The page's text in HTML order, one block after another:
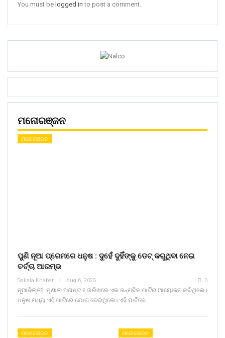
You must be logged in to post a comment.
ମନୋରଞ୍ଜନ
ମନୋରଞ୍ଜନ
ପୁଣି ନୂଆ ପ୍ରେମରେ ଧନୁଷ : ଦୁହେଁ ଦୁହିଁଙ୍କୁ ଡେଟ୍ କରୁଥିବା ନେଇ
ଚର୍ଚ୍ଚା ଆରମ୍ଭ
Sakala Khabar Aug 6, 2025 0
ନୂଆଦିଲ୍ଲୀ: ମୃଣାଲ ଅଗଷ୍ଟ ୧ ତାରିଖରେ ଏକ ଜନ୍ମଦିନ ପାର୍ଟିର ଆୟୋଜନ କରିଥିଲେ।
ଧନୁଷ ମଧ୍ୟ ଏହି ପାର୍ଟିରେ ଯୋଗ ଦେଇଥିଲେ। ଏହି ପାର୍ଟିରେ…
ମନୋରଞ୍ଜନ ମନୋରଞ୍ଜନ